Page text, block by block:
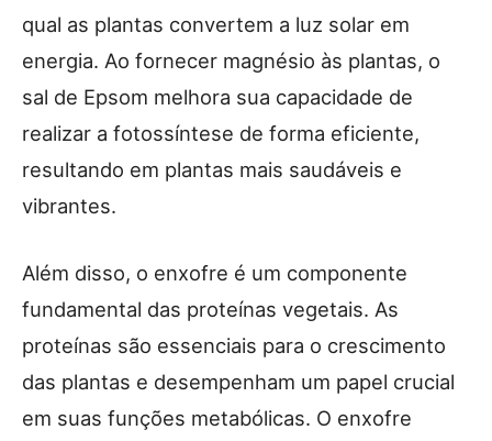
qual as plantas convertem a luz solar em
energia. Ao fornecer magnésio às plantas, o
sal de Epsom melhora sua capacidade de
realizar a fotossíntese de forma eficiente,
resultando em plantas mais saudáveis e
vibrantes.
Além disso, o enxofre é um componente
fundamental das proteínas vegetais. As
proteínas são essenciais para o crescimento
das plantas e desempenham um papel crucial
em suas funções metabólicas. O enxofre